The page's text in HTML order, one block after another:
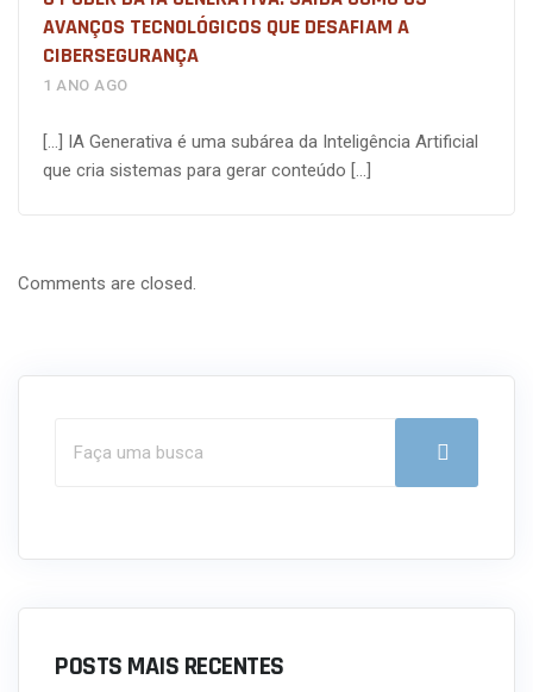
AVANÇOS TECNOLÓGICOS QUE DESAFIAM A
CIBERSEGURANÇA
1 ANO AGO
[…] IA Generativa é uma subárea da Inteligência Artificial
que cria sistemas para gerar conteúdo […]
Comments are closed.
POSTS MAIS RECENTES